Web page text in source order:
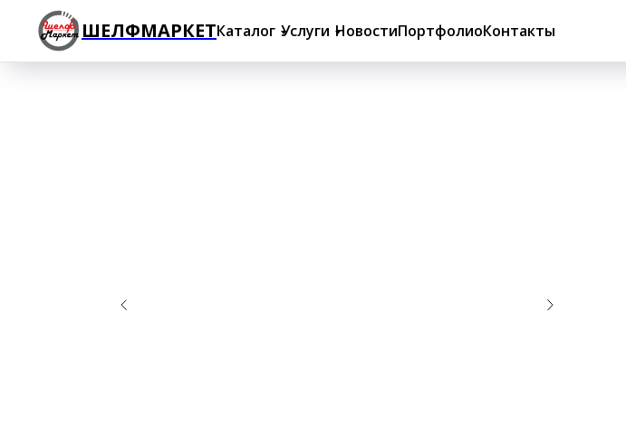
ШЕЛФМАРКЕТКаталог Услуги НовостиПортфолиоКонтакты